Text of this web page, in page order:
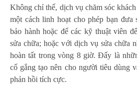
Không chỉ thế, dịch vụ chăm sóc
một cách linh hoạt cho phép bạn đưa
bảo hành hoặc để các kỹ thuật viên
sửa chữa; hoặc với dịch vụ sửa chữa
hoàn tất trong vòng 8 giờ. Đấy là
cố gắng tạo nên cho người tiêu dùng
phản hồi tích cực.